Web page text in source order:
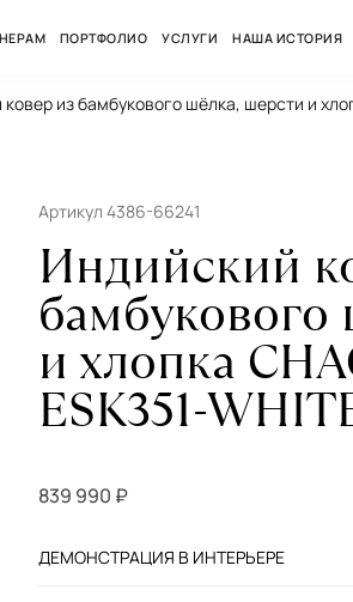
ПОРТФОЛИО УСЛУГИ НАША ИСТОРИЯ
из бамбукового шёлка, шерсти и
Артикул 4386-66241
Индийский
и хлопка
ESK351-
839 990 ₽
ДЕМОНСТРАЦИЯ В ИНТЕРЬЕРЕ